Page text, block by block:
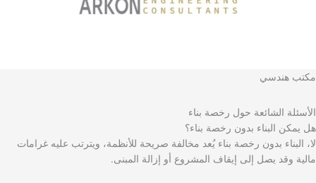
مكتب هندسي
الأسئلة الشائعة حول رخصة بناء
هل يمكن البناء بدون رخصة بناء؟
لا، البناء بدون رخصة بناء يُعد مخالفة صريحة للأنظمة، ويترتب عليه غرامات
مالية وقد يصل إلى إيقاف المشروع أو إزالة المبنى.